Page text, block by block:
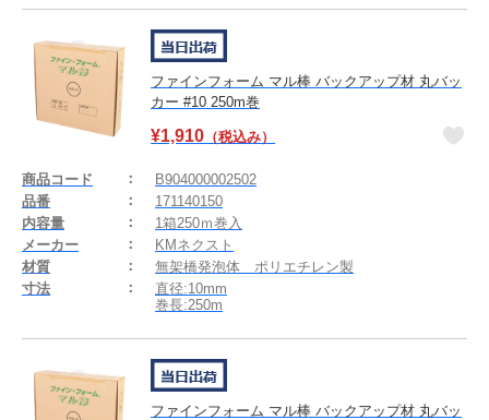
ファインフォーム マル棒 バックアップ材 丸バッ
カー #10 250m巻
¥1,910 （税込み）
商品コード
B904000002502
品番
171140150
内容量
1箱250ｍ巻入
メーカー
KMネクスト
材質
無架橋発泡体 ポリエチレン製
寸法
直径:10mm
巻長:250m
ファインフォーム マル棒 バックアップ材 丸バッ